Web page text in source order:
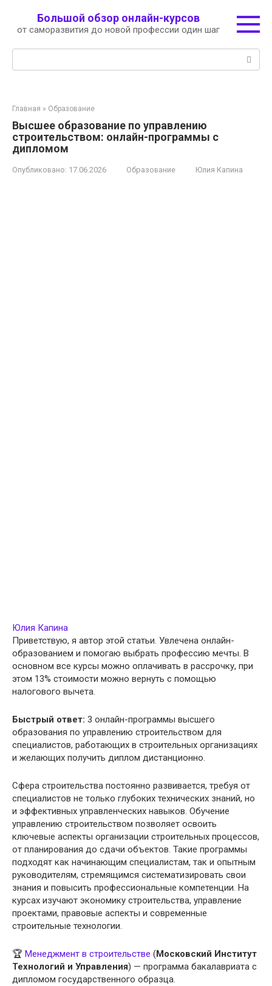
контенту
Большой обзор онлайн-курсов
от саморазвития до новой профессии один шаг
Главная » Образование
Высшее образование по управлению
строительством: онлайн-программы с
дипломом
Опубликовано: 17.06.2026 Образование Юлия Капина
Юлия Капина
Приветствую, я автор этой статьи. Увлечена онлайн-
образованием и помогаю выбрать профессию мечты. В
основном все курсы можно оплачивать в рассрочку, при
этом 13% стоимости можно вернуть с помощью
налогового вычета.
Быстрый ответ: 3 онлайн-программы высшего
образования по управлению строительством для
специалистов, работающих в строительных организациях
и желающих получить диплом дистанционно.
Сфера строительства постоянно развивается, требуя от
специалистов не только глубоких технических знаний, но
и эффективных управленческих навыков. Обучение
управлению строительством позволяет освоить
ключевые аспекты организации строительных процессов,
от планирования до сдачи объектов. Такие программы
подходят как начинающим специалистам, так и опытным
руководителям, стремящимся систематизировать свои
знания и повысить профессиональные компетенции. На
курсах изучают экономику строительства, управление
проектами, правовые аспекты и современные
строительные технологии.
🏆 Менеджмент в строительстве (Московский Институт
Технологий и Управления) — программа бакалавриата с
дипломом государственного образца.